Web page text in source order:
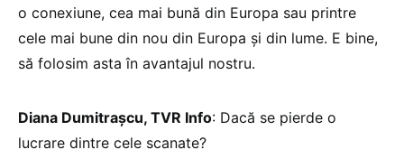
o conexiune, cea mai bună din Europa sau printre
cele mai bune din nou din Europa și din lume. E bine,
să folosim asta în avantajul nostru.
Diana Dumitrașcu, TVR Info: Dacă se pierde o
lucrare dintre cele scanate?